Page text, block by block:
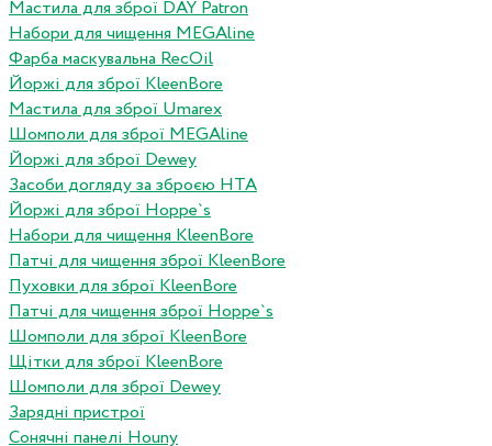
Мастила для зброї DAY Patron
Набори для чищення MEGAline
Фарба маскувальна RecOil
Йоржі для зброї KleenBore
Мастила для зброї Umarex
Шомполи для зброї MEGAline
Йоржі для зброї Dewey
Засоби догляду за зброєю HTA
Йоржі для зброї Hoppe`s
Набори для чищення KleenBore
Патчі для чищення зброї KleenBore
Пуховки для зброї KleenBore
Патчі для чищення зброї Hoppe`s
Шомполи для зброї KleenBore
Щітки для зброї KleenBore
Шомполи для зброї Dewey
Зарядні пристрої
Сонячні панелі Houny